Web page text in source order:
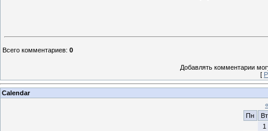
Всего комментариев: 0
Добавлять комментарии
[
Calendar
«
Пн
Вт
1